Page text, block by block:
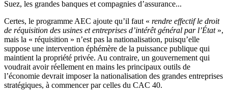
Suez, les grandes banques et compagnies d’assurance...
Certes, le programme AEC ajoute qu’il faut « rendre effectif le droit
de réquisition des usines et entreprises d’intérêt général par l’État »,
mais la « réquisition » n’est pas la nationalisation, puisqu’elle
suppose une intervention éphémère de la puissance publique qui
maintient la propriété privée. Au contraire, un gouvernement qui
voudrait avoir réellement en mains les principaux outils de
l’économie devrait imposer la nationalisation des grandes entreprises
stratégiques, à commencer par celles du CAC 40.